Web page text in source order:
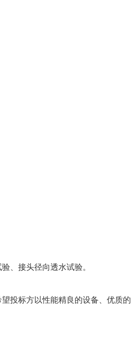
、接头径向透水试验。
投标方以性能精良的设备、优质的